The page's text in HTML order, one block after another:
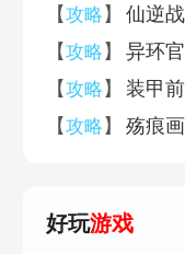
【攻略 】
仙逆
【攻略 】
异环
【攻略 】
装甲
【攻略 】 殇痕
好玩游戏